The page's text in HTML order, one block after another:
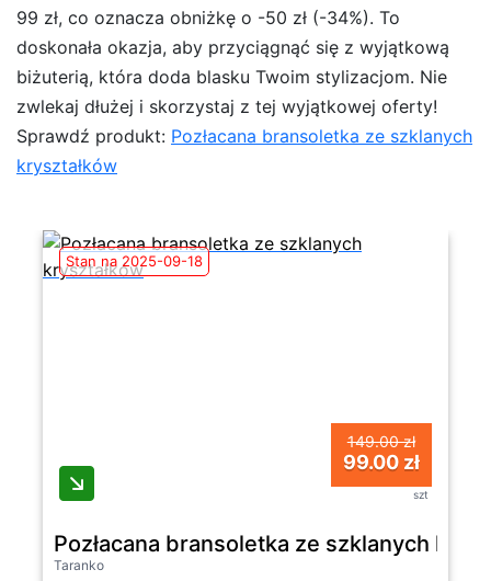
99 zł, co oznacza obniżkę o -50 zł (-34%). To
doskonała okazja, aby przyciągnąć się z wyjątkową
biżuterią, która doda blasku Twoim stylizacjom. Nie
zwlekaj dłużej i skorzystaj z tej wyjątkowej oferty!
Sprawdź produkt: Pozłacana bransoletka ze szklanych
kryształków
Stan na 2025-09-18
149.00 zł
99.00 zł
szt
Pozłacana bransoletka ze szklanych
Taranko